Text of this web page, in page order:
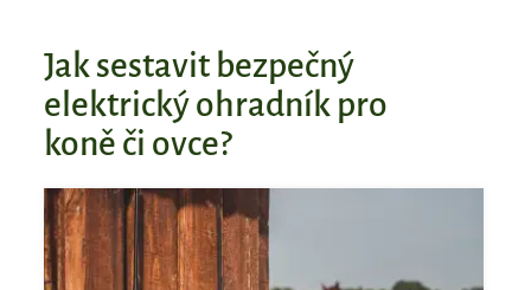
Jak sestavit bezpečný
elektrický ohradník pro
koně či ovce?